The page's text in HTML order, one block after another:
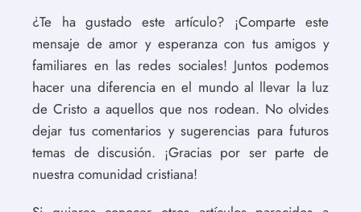
¿Te ha gustado este artículo? ¡Comparte este
mensaje de amor y esperanza con tus amigos y
familiares en las redes sociales! Juntos podemos
hacer una diferencia en el mundo al llevar la luz
de Cristo a aquellos que nos rodean. No olvides
dejar tus comentarios y sugerencias para futuros
temas de discusión. ¡Gracias por ser parte de
nuestra comunidad cristiana!